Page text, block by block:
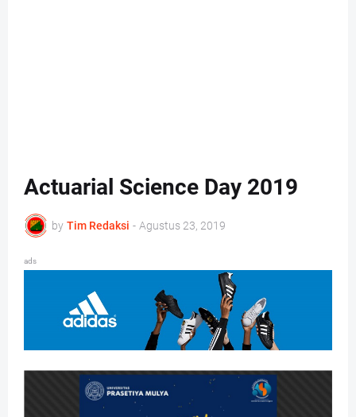
Actuarial Science Day 2019
by Tim Redaksi - Agustus 23, 2019
ads